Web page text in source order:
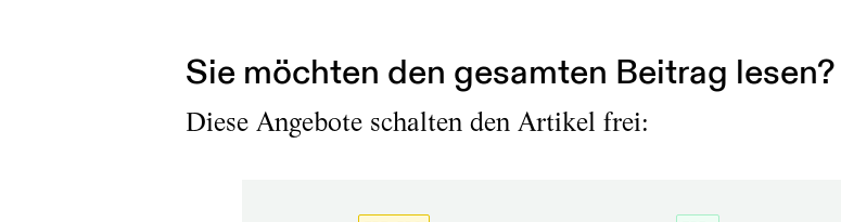
Sie möchten den gesamten Beitrag lesen?
Diese Angebote schalten den Artikel frei: